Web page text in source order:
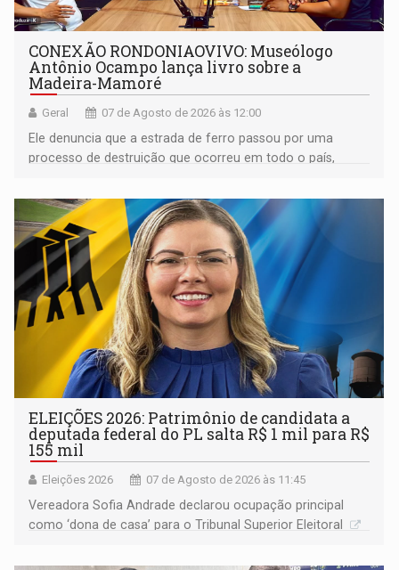
CONEXÃO RONDONIAOVIVO: Museólogo
Antônio Ocampo lança livro sobre a
Madeira-Mamoré
Geral 07 de Agosto de 2026 às 12:00
Ele denuncia que a estrada de ferro passou por uma
processo de destruição que ocorreu em todo o país,
ELEIÇÕES 2026: Patrimônio de candidata a
deputada federal do PL salta R$ 1 mil para R$
155 mil
Eleições 2026 07 de Agosto de 2026 às 11:45
Vereadora Sofia Andrade declarou ocupação principal
como ‘dona de casa’ para o Tribunal Superior Eleitoral